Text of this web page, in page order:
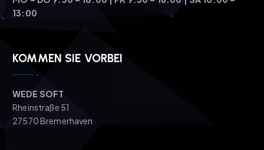
13:00
KOMMEN SIE VORBEI
WEDE SOFT
Rheinstraße 51
27570 Bremerhaven